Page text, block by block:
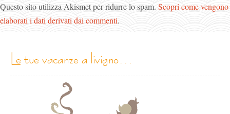
Questo sito utilizza Akismet per ridurre lo spam. Scopri come vengono
elaborati i dati derivati dai commenti.
le tue vacanze a livigno…